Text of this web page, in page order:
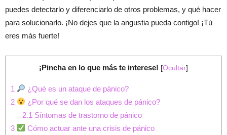
puedes detectarlo y diferenciarlo de otros problemas, y qué hacer
para solucionarlo. ¡No dejes que la angustia pueda contigo! ¡Tú
eres más fuerte!
¡Pincha en lo que más te interese! [Ocultar]
1
¿Qué es un ataque de pánico?
2
¿Por qué se dan los ataques de pánico?
2.1 Síntomas de trastorno de pánico
3
Cómo actuar ante una crisis de pánico